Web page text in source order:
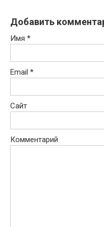
Добавить
Имя *
Email *
Сайт
Комментарий